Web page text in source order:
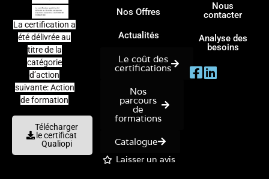
La certification a
été délivrée au
titre de la
catégorie
d’action
suivante: Action
de formation
Télécharger
le certificat
Qualiopi
Nos Offres
Actualités
Le coût des
certifications
Nos
parcours
de
formations
Catalogue
Laisser un avis
Nous
contacter
Analyse des
besoins